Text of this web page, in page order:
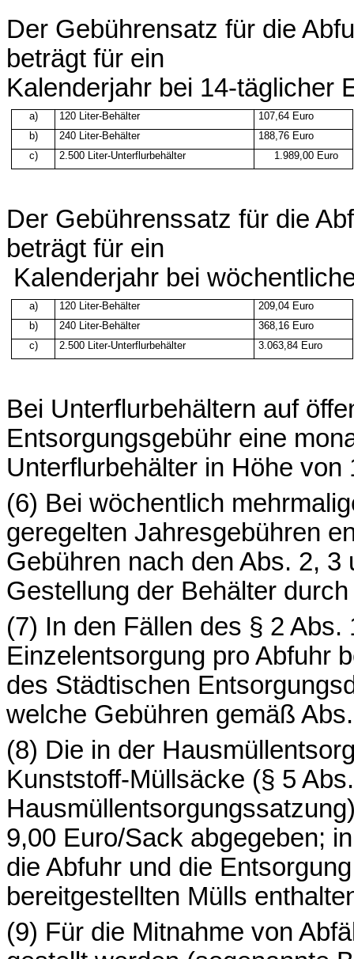
Der Gebührensatz für die
beträgt für ein
Kalenderjahr bei 14-täglicher
a) 120 Liter-Behälter 107,64 Euro
b)
240 Liter-Behälter 188,76 Euro
c)
2.500 Liter-Unterflurbehälter 1.989,00 Euro
Der Gebührenssatz für die
beträgt für ein
Kalenderjahr bei
a) 120 Liter-Behälter 209,04 Euro
b)
240 Liter-Behälter 368,16 Euro
c)
2.500 Liter-Unterflurbehälter 3.063,84 Euro
Bei Unterflurbehältern auf
Entsorgungsgebühr eine
Unterflurbehälter in Höhe von
(6) Bei wöchentlich
geregelten Jahresgebühren
Gebühren nach den Abs. 2,
Gestellung der Behälter
(7) In den Fällen des § 2
Einzelentsorgung pro Abfuhr
des Städtischen
welche Gebühren gemäß
(8) Die in der
Kunststoff-Müllsäcke (§ 5
9,00 Euro/Sack abgegeben;
die Abfuhr und die
bereitgestellten Mülls
(9) Für die Mitnahme von